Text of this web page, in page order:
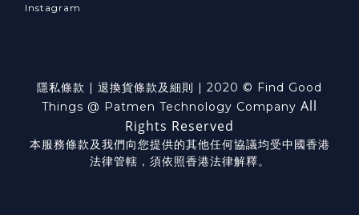
Instagram
隱私條款 | 退換貨條款及細則 | 2020 © Find Good
Things @ Patmen Technology Company All
Rights Reserved
本服務條款及我們向您提供的其他任何協議均受中國香港
法律管轄，須依照香港法律解釋。